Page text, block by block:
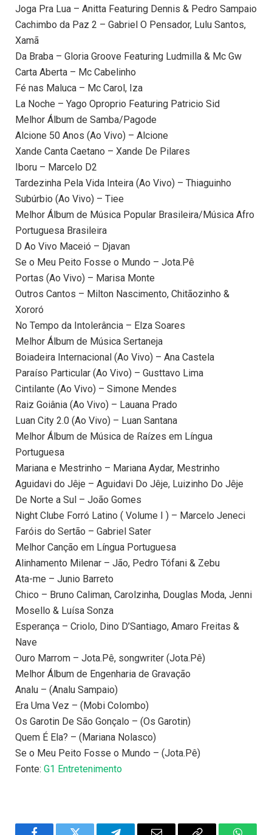
Joga Pra Lua – Anitta Featuring Dennis & Pedro Sampaio
Cachimbo da Paz 2 – Gabriel O Pensador, Lulu Santos,
Xamã
Da Braba – Gloria Groove Featuring Ludmilla & Mc Gw
Carta Aberta – Mc Cabelinho
Fé nas Maluca – Mc Carol, Iza
La Noche – Yago Oproprio Featuring Patricio Sid
Melhor Álbum de Samba/Pagode
Alcione 50 Anos (Ao Vivo) – Alcione
Xande Canta Caetano – Xande De Pilares
Iboru – Marcelo D2
Tardezinha Pela Vida Inteira (Ao Vivo) – Thiaguinho
Subúrbio (Ao Vivo) – Tiee
Melhor Álbum de Música Popular Brasileira/Música Afro
Portuguesa Brasileira
D Ao Vivo Maceió – Djavan
Se o Meu Peito Fosse o Mundo – Jota.Pê
Portas (Ao Vivo) – Marisa Monte
Outros Cantos – Milton Nascimento, Chitãozinho &
Xororó
No Tempo da Intolerância – Elza Soares
Melhor Álbum de Música Sertaneja
Boiadeira Internacional (Ao Vivo) – Ana Castela
Paraíso Particular (Ao Vivo) – Gusttavo Lima
Cintilante (Ao Vivo) – Simone Mendes
Raiz Goiânia (Ao Vivo) – Lauana Prado
Luan City 2.0 (Ao Vivo) – Luan Santana
Melhor Álbum de Música de Raízes em Língua
Portuguesa
Mariana e Mestrinho – Mariana Aydar, Mestrinho
Aguidavi do Jêje – Aguidavi Do Jêje, Luizinho Do Jêje
De Norte a Sul – João Gomes
Night Clube Forró Latino ( Volume I ) – Marcelo Jeneci
Faróis do Sertão – Gabriel Sater
Melhor Canção em Língua Portuguesa
Alinhamento Milenar – Jão, Pedro Tófani & Zebu
Ata-me – Junio Barreto
Chico – Bruno Caliman, Carolzinha, Douglas Moda, Jenni
Mosello & Luísa Sonza
Esperança – Criolo, Dino D’Santiago, Amaro Freitas &
Nave
Ouro Marrom – Jota.Pê, songwriter (Jota.Pê)
Melhor Álbum de Engenharia de Gravação
Analu – (Analu Sampaio)
Era Uma Vez – (Mobi Colombo)
Os Garotin De São Gonçalo – (Os Garotin)
Quem É Ela? – (Mariana Nolasco)
Se o Meu Peito Fosse o Mundo – (Jota.Pê)
Fonte: G1 Entretenimento